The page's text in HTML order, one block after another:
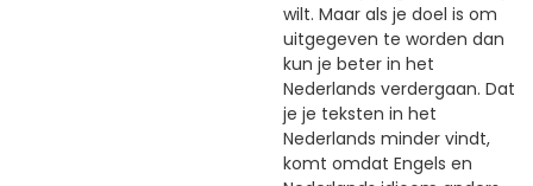
wilt. Maar als je doel is om
uitgegeven te worden dan
kun je beter in het
Nederlands verdergaan. Dat
je je teksten in het
Nederlands minder vindt,
komt omdat Engels en